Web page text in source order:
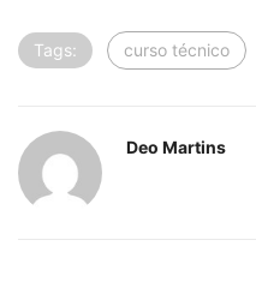
Tags: curso técnico
Deo Martins